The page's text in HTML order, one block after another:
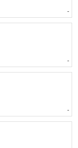
-
-
-